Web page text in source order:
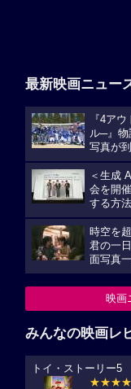
最新映画ニュー
『4ア
ル─』物
写真が
＜生成
会を開
する方法
時空を
君の一
面写真
映画
みんなの映画レ
トイ・ストーリー5